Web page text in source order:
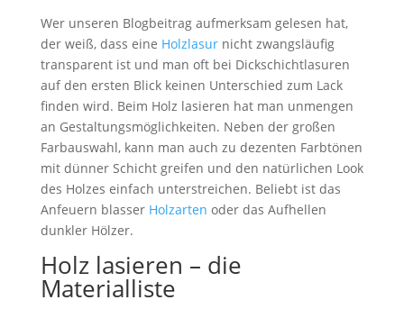
Wer unseren Blogbeitrag aufmerksam gelesen hat,
der weiß, dass eine Holzlasurnicht zwangsläufig
transparent ist und man oft bei Dickschichtlasuren
auf den ersten Blick keinen Unterschied zum Lack
finden wird. Beim Holz lasieren hat man unmengen
an Gestaltungsmöglichkeiten. Neben der großen
Farbauswahl, kann man auch zu dezenten Farbtönen
mit dünner Schicht greifen und den natürlichen Look
des Holzes einfach unterstreichen. Beliebt ist das
Anfeuern blasser Holzarten oder das Aufhellen
dunkler Hölzer.
Holz lasieren – die
Materialliste